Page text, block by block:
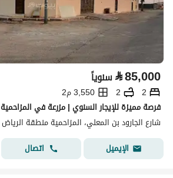
⃁85,000 سنوياً
2
2
3,550 م2
فرصة مميزة للإيجار السنوي | مزرعة في المزاحمية
شارع الجارود بن المعلي، المزاحمية منطقة الرياض
الإيميل
اتصال